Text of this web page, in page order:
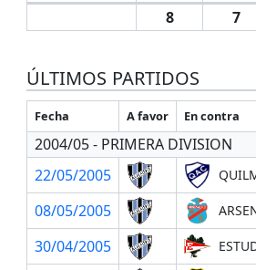
8
7
ÚLTIMOS PARTIDOS
Fecha A favor En contra
2004/05 - PRIMERA DIVISION
22/05/2005
08/05/2005
30/04/2005